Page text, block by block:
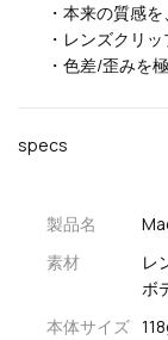
・本来の質感
・レンズクリ
・色差/歪みを
specs
製品名
素材
レ
ボ
本体サイズ